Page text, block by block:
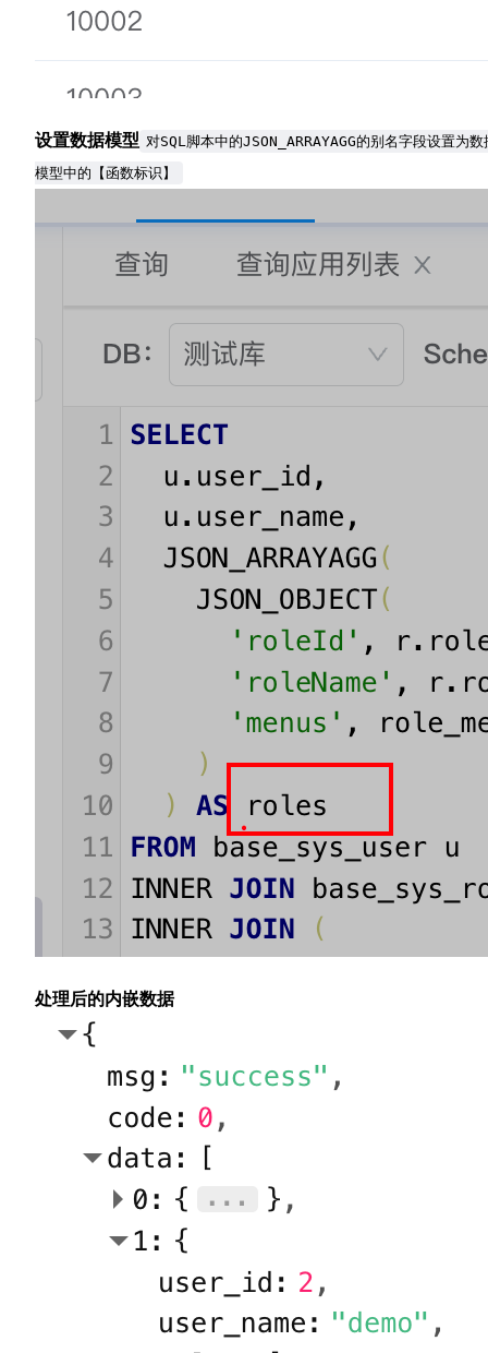
设置数据模型 对SQL脚本中的JSON_ARRAYAGG的别名字段设置为数
模型中的【函数标识】
处理后的内嵌数据